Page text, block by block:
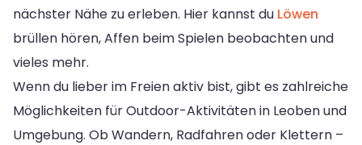
nächster Nähe zu erleben. Hier kannst du Löwen
brüllen hören, Affen beim Spielen beobachten und
vieles mehr.
Wenn du lieber im Freien aktiv bist, gibt es zahlreiche
Möglichkeiten für Outdoor-Aktivitäten in Leoben und
Umgebung. Ob Wandern, Radfahren oder Klettern –